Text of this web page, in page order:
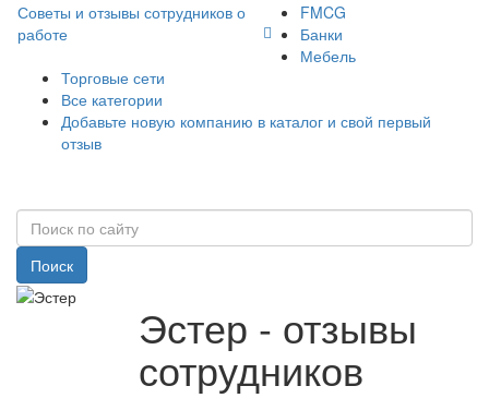
Советы и отзывы сотрудников о
работе
FMCG
Банки
Мебель
Торговые сети
Все категории
Добавьте новую компанию в каталог и свой первый
отзыв
Поиск
Эстер - отзывы
сотрудников